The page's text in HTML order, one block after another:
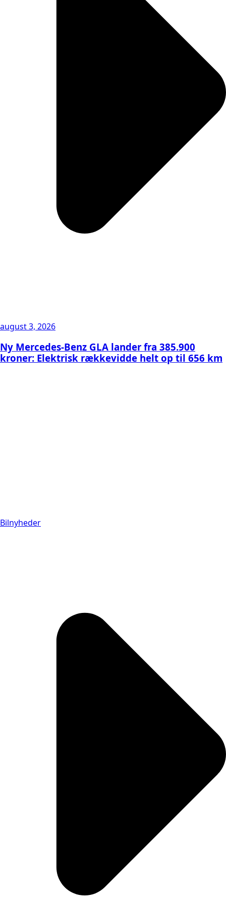
august 3, 2026
Ny Mercedes-Benz GLA lander fra 385.900
kroner: Elektrisk rækkevidde helt op til 656 km
Bilnyheder